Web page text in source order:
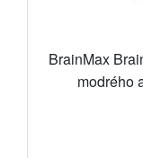
BrainMax
modrého